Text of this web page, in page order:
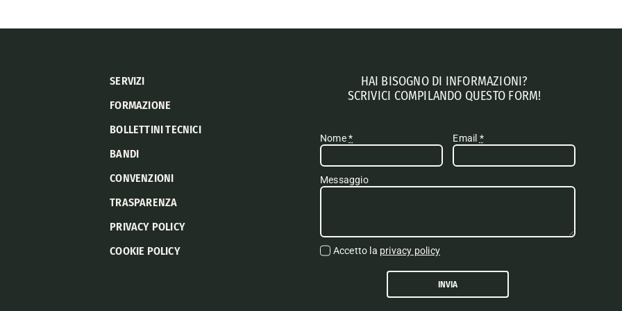
SERVIZI
FORMAZIONE
BOLLETTINI TECNICI
BANDI
CONVENZIONI
TRASPARENZA
PRIVACY POLICY
COOKIE POLICY
HAI BISOGNO DI INFORMAZIONI?
SCRIVICI COMPILANDO QUESTO FORM!
Nome* Email *
Messaggio
Accetto la privacy policy
INVIA